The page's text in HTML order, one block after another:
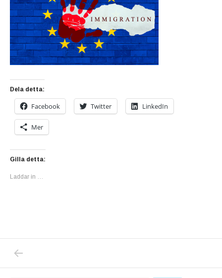
Dela detta:
Facebook Twitter LinkedIn
Mer
Gilla detta:
Laddar in …
Inläggsnavigering